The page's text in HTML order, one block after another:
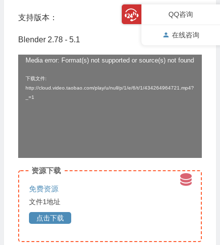
支持版本：
Blender 2.78 - 5.1
Media error: Format(s) not supported or source(s) not found
下载文件:
http://cloud.video.taobao.com/play/u/null/p/1/e/6/t/1/434264964721.mp4?
_=1
资源下载
免费资源
文件1地址
点击下载
QQ咨询
在线咨询